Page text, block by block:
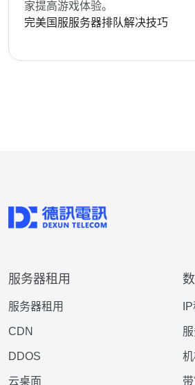
家提高游戏体验。
完美国服服务器排队解决技巧
服务器租用
服务器租用
CDN
DDOS
云桌面